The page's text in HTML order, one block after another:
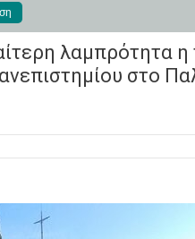
λαμπρότητα η
στο